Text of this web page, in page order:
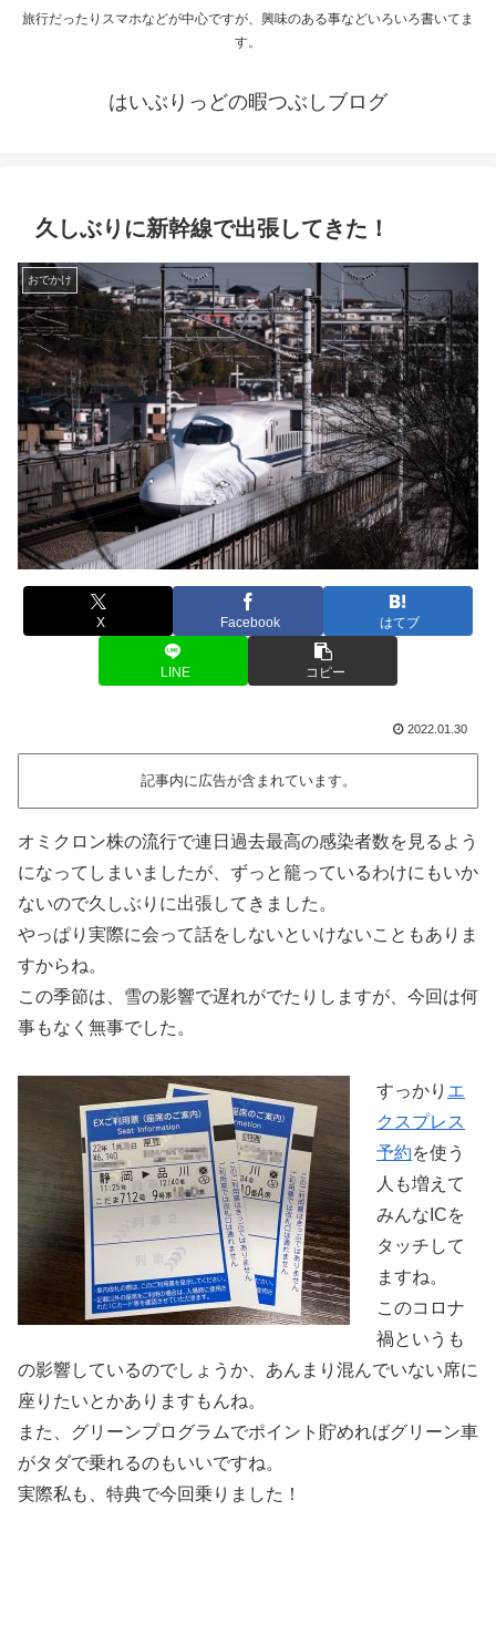
旅行だったりスマホなどが中心ですが、興味のある事などいろいろ書いてま
す。
はいぶりっどの暇つぶしブログ
久しぶりに新幹線で出張してきた！
おでかけ
X Facebook はてブ
LINE コピー
2022.01.30
記事内に広告が含まれています。
オミクロン株の流行で連日過去最高の感染者数を見るよう
になってしまいましたが、ずっと籠っているわけにもいか
ないので久しぶりに出張してきました。
やっぱり実際に会って話をしないといけないこともありま
すからね。
この季節は、雪の影響で遅れがでたりしますが、今回は何
事もなく無事でした。
すっかり エ
クスプレス
予約を使う
人も増えて
みんなICを
タッチして
ますね。
このコロナ
禍というも
の影響しているのでしょうか、あんまり混んでいない席に
座りたいとかありますもんね。
また、グリーンプログラムでポイント貯めればグリーン車
がタダで乗れるのもいいですね。
実際私も、特典で今回乗りました！